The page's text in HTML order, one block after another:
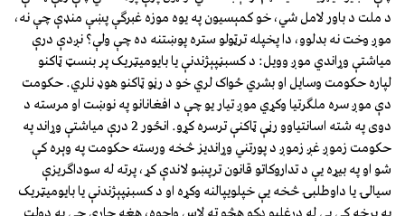
د ملت د باور لامل شي، خو کمېسيون په يوه موزه غبرګې پښې منډې چې نه،
موږ وخت نه بدلوو، دا پخپله ترټولو ستره پوښتنه ده چې ولې؟ نږدې درې
مياشتې وړاندي موږ وويل: د کسبڼپېژندنې يا بايوميټريک پر بنسټ ټاکنو
لپاره حکومت وسايل او بشري ځواک لري خو د رڼو ټاکنو هوډ نلري. حکومت
دې موږ سره ملګرتيا وکړي موږ تيار يو چې د افغانانو په نوښت او مرسته د
دوى په شته اسانتياوو رڼې ټاکنې ترسره کړو. انځور 2 درې مياشتې وړاند په
حکومت زموږ غږ زموږ د پورتني وړانديز څخه ورسته حکومت په وېره کې
شو او په بيړه يې د تداروکاتو قانون ترپښو لاندې کړ، پرته له سوداګريزې
سيالۍ يا داوطلبۍ څخه يې خپلويپالنه وکړه او د کسبڼپېژندنې يا بايوميټريک